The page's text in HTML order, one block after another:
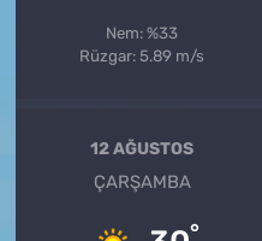
Nem: %33
Rüzgar: 5.89 m/s
12 AĞUSTOS
ÇARŞAMBA
°